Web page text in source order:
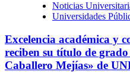
Noticias
Universidades
Excelencia académica y
reciben su título de
Caballero Mejías» de